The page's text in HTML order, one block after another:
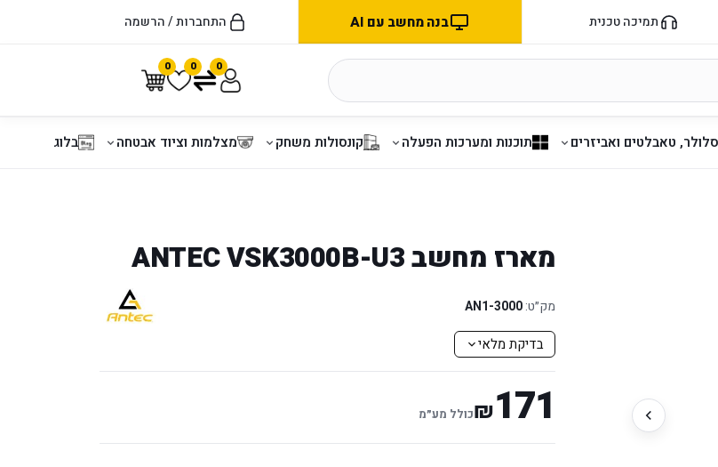
תמיכה טכנית בנה מחשב עם AI התחברות / הרשמה
0 0 0
סלולר, טאבלטים ואביזרים תוכנות ומערכות הפעלה קונסולות משחק מצלמות וציוד אבטחה בלוג
מארז מחשב ANTEC VSK3000B-U3
מק״ט:AN1-3000
בדיקת מלאי
171
₪כולל מע״מ